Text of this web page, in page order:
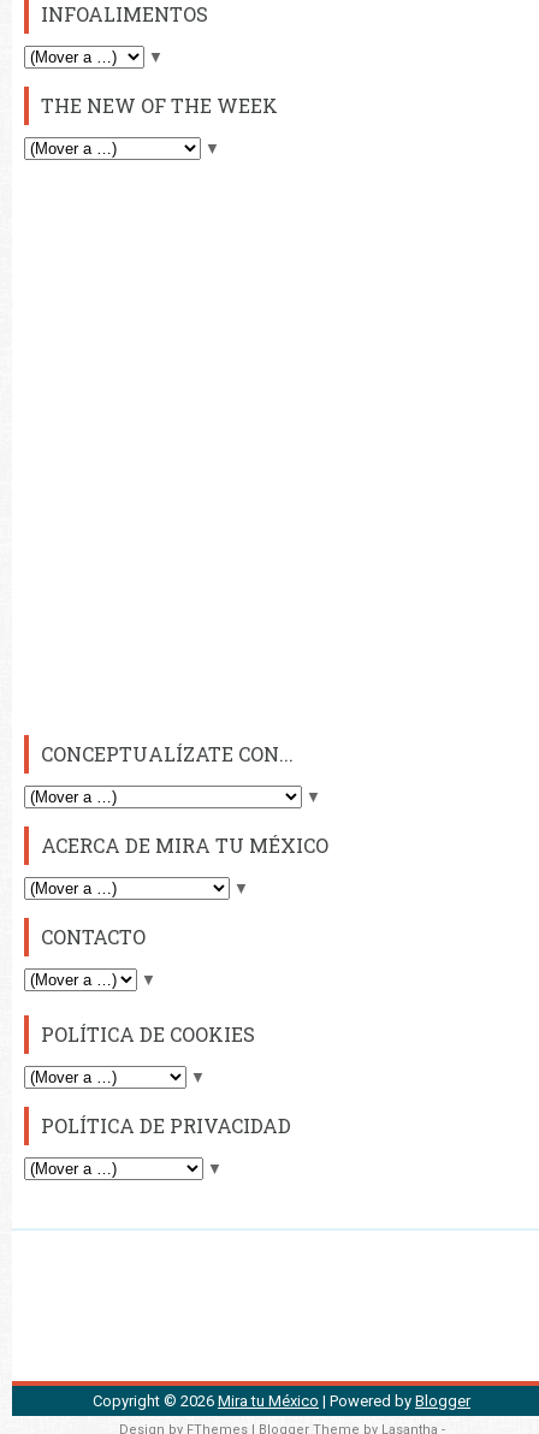
INFOALIMENTOS
▼
THE NEW OF THE WEEK
▼
CONCEPTUALÍZATE CON...
▼
ACERCA DE MIRA TU MÉXICO
▼
CONTACTO
▼
POLÍTICA DE COOKIES
▼
POLÍTICA DE PRIVACIDAD
▼
Copyright © 2026 Mira tu México | Powered by Blogger
Design by FThemes| Blogger Theme by Lasantha -